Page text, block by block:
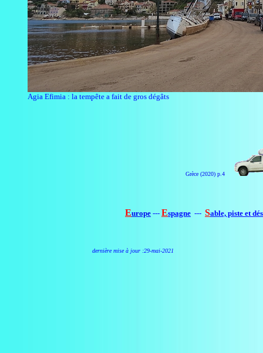
Grèce (2020) p.4
Europe --- Espagne --- Sable, piste et
dernière mise à jour :29-mai-2021
Agia Efimia : la tempête a fait de gros dégâts